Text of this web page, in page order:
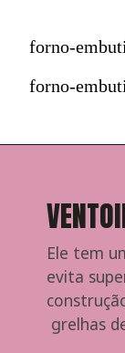
forno-
forno-
Ele tem
evita
grelhas